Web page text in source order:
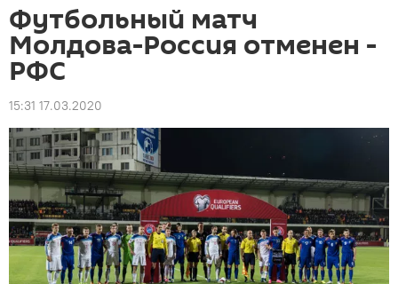
Футбольный матч
Молдова-Россия отменен -
РФС
15:31 17.03.2020